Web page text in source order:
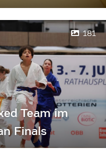
181
Team im
Finals